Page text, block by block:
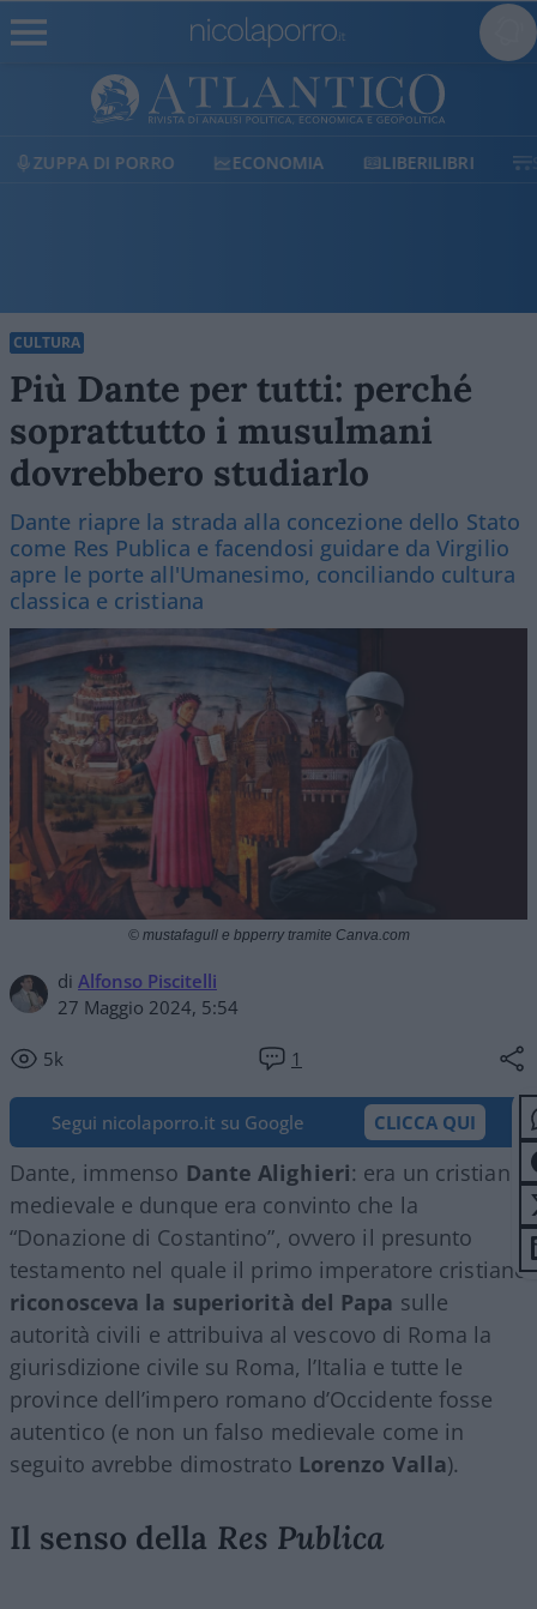
ECONOMIA LIBERILIBRI SHOP SOSTIENICI
CULTURA
Più Dante per tutti: perché
soprattutto i musulmani
dovrebbero studiarlo
Dante riapre la strada alla concezione dello Stato
come Res Publica e facendosi guidare da Virgilio
apre le porte all'Umanesimo, conciliando cultura
classica e cristiana
di Alfonso Piscitelli
27 Maggio 2024, 5:54
5k 1
© mustafagull e bpperry tramite Canva.com
Segui nicolaporro.it su Google CLICCA QUI
Dante, immenso Dante Alighieri: era un cristiano
medievale e dunque era convinto che la
“Donazione di Costantino”, ovvero il presunto
testamento nel quale il primo imperatore cristiano
riconosceva la superiorità del Papa sulle
autorità civili e attribuiva al vescovo di Roma la
giurisdizione civile su Roma, l’Italia e tutte le
province dell’impero romano d’Occidente fosse
autentico (e non un falso medievale come in
seguito avrebbe dimostrato Lorenzo Valla).
Il senso della Res Publica